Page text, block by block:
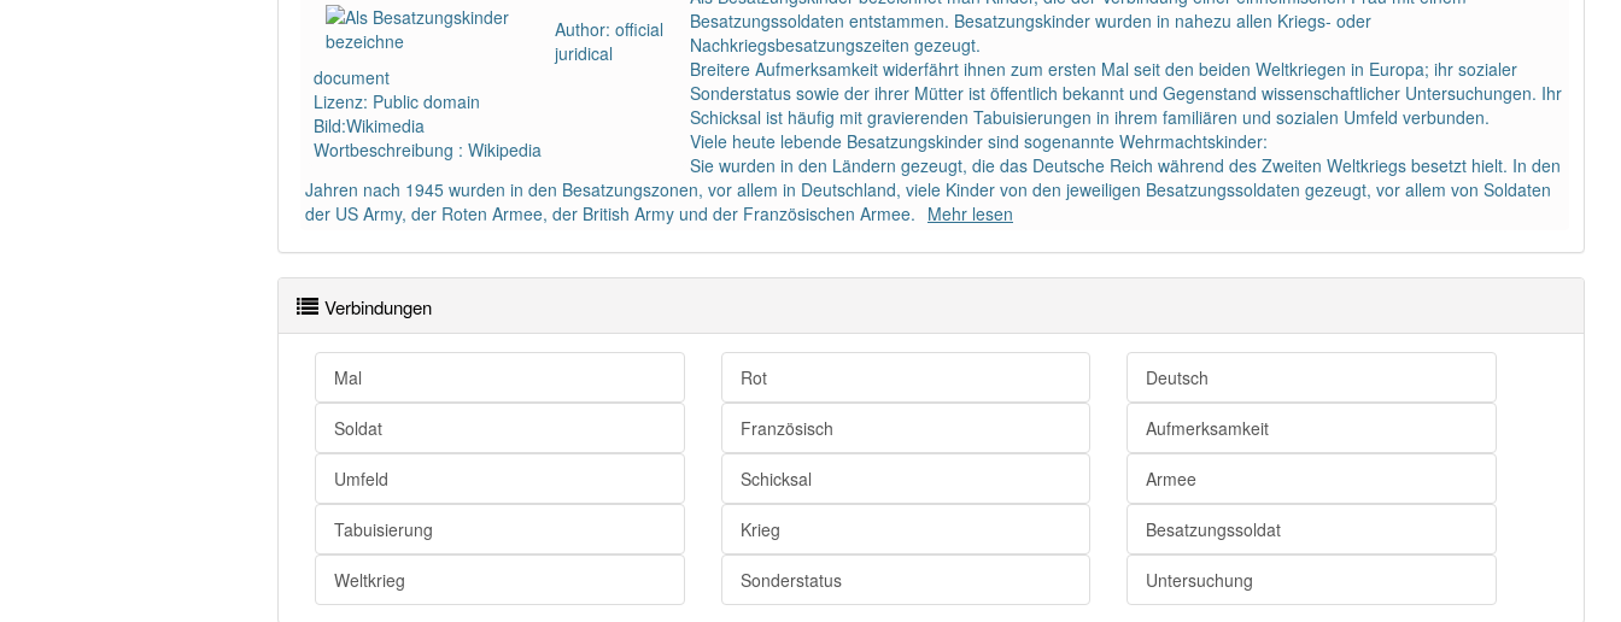
Author: official
juridical
document
Lizenz: Public domain
Bild:Wikimedia
Wortbeschreibung : Wikipedia
Besatzungssoldaten entstammen. Besatzungskinder wurden in nahezu allen Kriegs- oder
Nachkriegsbesatzungszeiten gezeugt.
Breitere Aufmerksamkeit widerfährt ihnen zum ersten Mal seit den beiden Weltkriegen in Europa; ihr sozialer
Sonderstatus sowie der ihrer Mütter ist öffentlich bekannt und Gegenstand wissenschaftlicher Untersuchungen. Ihr
Schicksal ist häufig mit gravierenden Tabuisierungen in ihrem familiären und sozialen Umfeld verbunden.
Viele heute lebende Besatzungskinder sind sogenannte Wehrmachtskinder:
Sie wurden in den Ländern gezeugt, die das Deutsche Reich während des Zweiten Weltkriegs besetzt hielt. In den
Jahren nach 1945 wurden in den Besatzungszonen, vor allem in Deutschland, viele Kinder von den jeweiligen Besatzungssoldaten gezeugt, vor allem von Soldaten
der US Army, der Roten Armee, der British Army und der Französischen Armee. Mehr lesen
Verbindungen
Mal Rot Deutsch
Soldat Französisch Aufmerksamkeit
Umfeld Schicksal Armee
Tabuisierung Krieg Besatzungssoldat
Weltkrieg Sonderstatus Untersuchung